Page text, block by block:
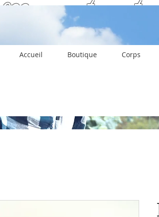
Accueil Boutique Corps
Merci et